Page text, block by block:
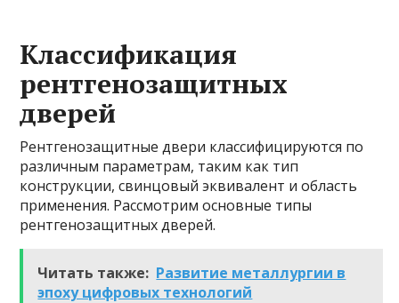
Классификация
рентгенозащитных
дверей
Рентгенозащитные двери классифицируются по
различным параметрам, таким как тип
конструкции, свинцовый эквивалент и область
применения. Рассмотрим основные типы
рентгенозащитных дверей.
Читать также: Развитие металлургии в
эпоху цифровых технологий